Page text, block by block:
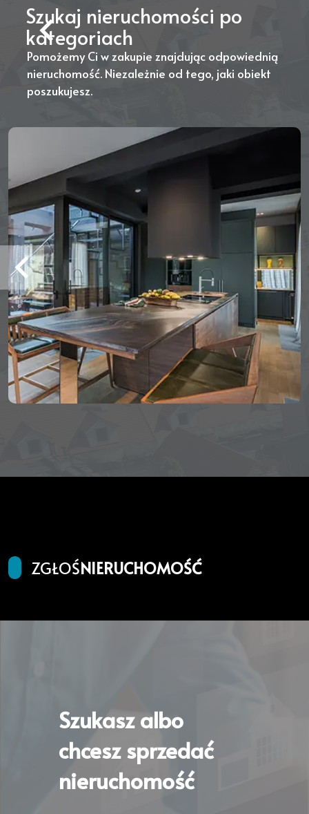
Szukaj nieruchomości po
kategoriach
Pomożemy Ci w zakupie znajdując odpowiednią
nieruchomość. Niezależnie od tego, jaki obiekt
poszukujesz.
ZGŁOŚNIERUCHOMOŚĆ
Szukasz albo
chcesz sprzedać
nieruchomość